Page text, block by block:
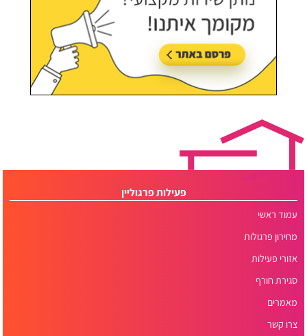
פעילות פרגוליין
עמוד ראשי
מחירון פרגולות
אזורי פעילות
סגירת חורף
מאמרים
צרו קשר